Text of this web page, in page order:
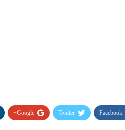
Facebook
Twitter
Google+